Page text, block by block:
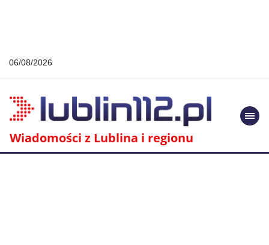
06/08/2026
Wiadomości z Lublina i regionu